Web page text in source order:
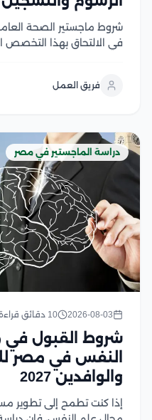
شروط ماجستير الصحة
في الالتحاق بهذا التخصص
البرنامج المناسب ومعرفة
فريق العمل
دراسة الماجستير في مصر
2026-08-03 10 دقائق قراءة
شروط القبول في
النفس في مصر
والوافدين 2027
إذا كنت تطمح إلى تطوير